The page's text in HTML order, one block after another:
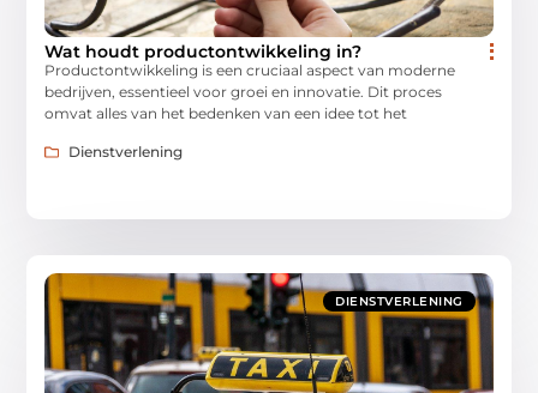
Wat houdt productontwikkeling in?
Productontwikkeling is een cruciaal aspect van moderne
bedrijven, essentieel voor groei en innovatie. Dit proces
omvat alles van het bedenken van een idee tot het
Dienstverlening
DIENSTVERLENING